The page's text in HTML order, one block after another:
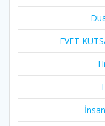
EVET